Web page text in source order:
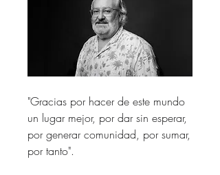
"Gracias por hacer de este mundo
un lugar mejor, por dar sin esperar,
por generar comunidad, por sumar,
por tanto".